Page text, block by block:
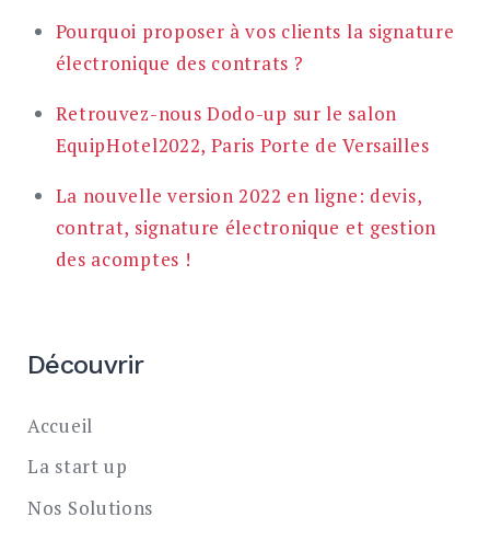
Pourquoi proposer à vos clients la signature
électronique des contrats ?
Retrouvez-nous Dodo-up sur le salon
EquipHotel2022, Paris Porte de Versailles
La nouvelle version 2022 en ligne: devis,
contrat, signature électronique et gestion
des acomptes !
Découvrir
Accueil
La start up
Nos Solutions